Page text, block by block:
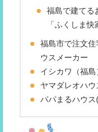
福島で建てる
「ふくしま快
福島市で注文
ウスメーカー
イシカワ（福島
ヤマダレオハウ
パパまるハウス(